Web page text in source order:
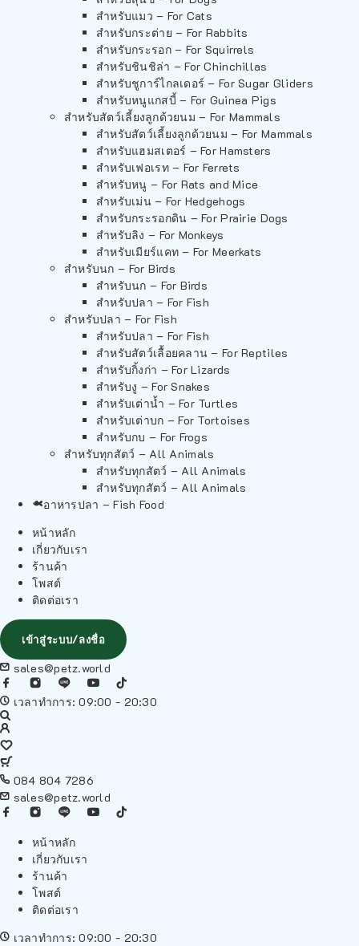
สำหรับแมว – For Cats
สำหรับกระต่าย – For Rabbits
สำหรับกระรอก – For Squirrels
สำหรับชินชิล่า – For Chinchillas
สำหรับชูการ์ไกลเดอร์ – For Sugar Gliders
สำหรับหนูแกสบี้ – For Guinea Pigs
สำหรับสัตว์เลี้ยงลูกด้วยนม – For Mammals
สำหรับสัตว์เลี้ยงลูกด้วยนม – For Mammals
สำหรับแฮมสเตอร์ – For Hamsters
สำหรับเฟอเรท – For Ferrets
สำหรับหนู – For Rats and Mice
สำหรับเม่น – For Hedgehogs
สำหรับกระรอกดิน – For Prairie Dogs
สำหรับลิง – For Monkeys
สำหรับเมียร์แคท – For Meerkats
สำหรับนก – For Birds
สำหรับนก – For Birds
สำหรับปลา – For Fish
สำหรับปลา – For Fish
สำหรับปลา – For Fish
สำหรับสัตว์เลื้อยคลาน – For Reptiles
สำหรับกิ้งก่า – For Lizards
สำหรับงู – For Snakes
สำหรับเต่าน้ำ – For Turtles
สำหรับเต่าบก – For Tortoises
สำหรับกบ – For Frogs
สำหรับทุกสัตว์ – All Animals
สำหรับทุกสัตว์ – All Animals
สำหรับทุกสัตว์ – All Animals
อาหารปลา – Fish Food
หน้าหลัก
เกี่ยวกับเรา
ร้านค้า
โพสต์
ติดต่อเรา
เข้าสู่ระบบ/ลงชื่อ
sales@petz.world
เวลาทำการ: 09:00 - 20:30
084 804 7286
sales@petz.world
หน้าหลัก
เกี่ยวกับเรา
ร้านค้า
โพสต์
ติดต่อเรา
เวลาทำการ: 09:00 - 20:30